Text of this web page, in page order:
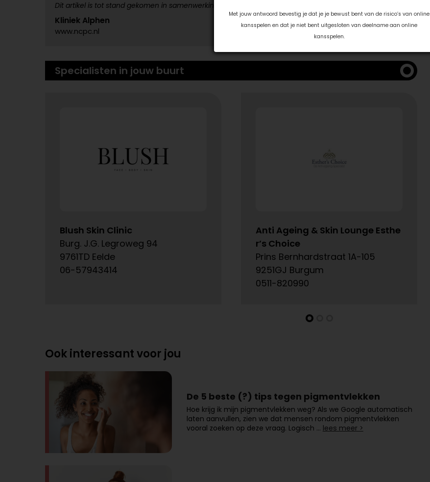
Met jouw antwoord bevestig je dat je je bewust bent van de risico’s van online
kansspelen en dat je niet bent uitgesloten van deelname aan online
kansspelen.
Dit artikel is tot stand gekomen in samenwerking met:
Kliniek Alphen
www.ncpc.nl
Specialisten in jouw buurt
Blush Skin Clinic
Burg. J.G. Legroweg 94
9761TD Eelde
06-57943414
Anti Ageing & Skin Lounge Esthe
r’s Choice
Prins Bernhardstraat 1A-105
9251GJ Burgum
0511-820990
Ook interessant voor jou
De 5 beste (?) tips tegen pigmentvlekken
Hoe krijg ik mijn pigmentvlekken weg? Als we Google automatisch
laten aanvullen, zien we dat mensen rondom pigmentvlekken
vooral zoeken op deze vraag. Logisch … lees meer >